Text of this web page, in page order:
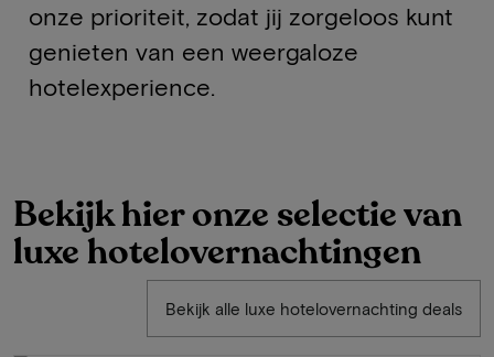
onze prioriteit, zodat jij zorgeloos kunt
genieten van een weergaloze
hotelexperience.
Bekijk hier onze selectie van
luxe hotelovernachtingen
Bekijk alle luxe hotelovernachting deals